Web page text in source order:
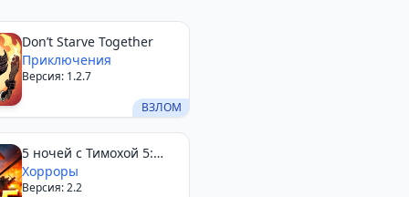
ВЗЛОМ
Don’t Starve Together
Приключения
Версия: 1.2.7
5 ночей с Тимохой 5:
ОСТРОВ
Хорроры
Версия: 2.2